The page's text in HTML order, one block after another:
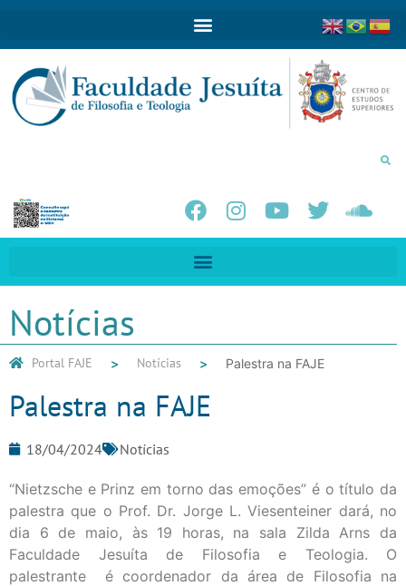
Notícias
Portal FAJE Notícias Palestra na FAJE
Palestra na FAJE
18/04/2024 Notícias
“Nietzsche e Prinz em torno das emoções” é o título da
palestra que o Prof. Dr. Jorge L. Viesenteiner dará, no
dia 6 de maio, às 19 horas, na sala Zilda Arns da
Faculdade Jesuíta de Filosofia e Teologia. O
palestrante é coordenador da área de Filosofia na